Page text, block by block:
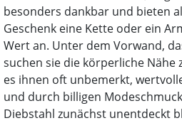
besonders dankbar und bieten
Geschenk eine Kette oder ein
Wert an. Unter dem Vorwand,
suchen sie die körperliche Nähe
es ihnen oft unbemerkt,
und durch billigen
Diebstahl zunächst unentdeckt